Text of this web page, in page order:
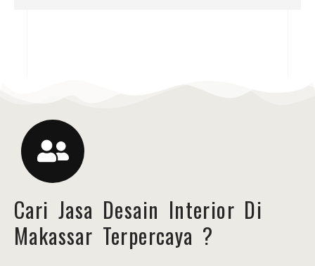
Cari Jasa Desain Interior Di
Makassar Terpercaya ?